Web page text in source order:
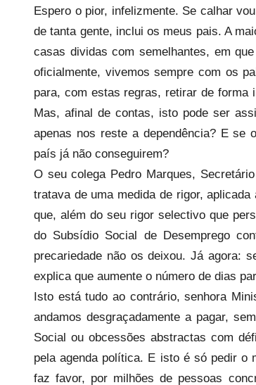
Espero o pior, infelizmente. Se calhar
de tanta gente, inclui os meus pais. A
casas dividas com semelhantes, em
oficialmente, vivemos sempre com os
para, com estas regras, retirar de forma
Mas, afinal de contas, isto pode ser
apenas nos reste a dependência? E se
país já não conseguirem?
O seu colega Pedro Marques,
tratava de uma medida de rigor,
que, além do seu rigor selectivo que
do Subsídio Social de Desemprego
precariedade não os deixou. Já agora:
explica que aumente o número de dias
Isto está tudo ao contrário, senhora
andamos desgraçadamente a pagar,
Social ou obcessões abstractas com
pela agenda política. E isto é só pedir o
faz favor, por milhões de pessoas